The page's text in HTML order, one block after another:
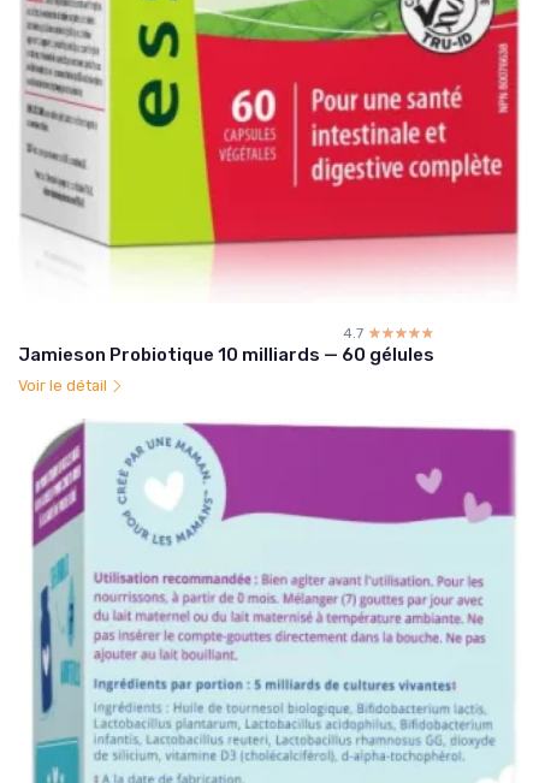
4.7 ☆☆☆☆☆
★★★★★
Jamieson Probiotique 10 milliards — 60 gélules
Voir le détail